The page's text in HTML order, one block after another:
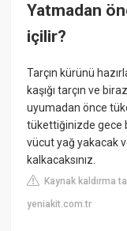
Yatmadan
içilir?
Tarçın kürünü
kaşığı tarçın ve
uyumadan önce
tükettiğinizde gece
vücut yağ yakacak
kalkacaksınız.
Kaynak kaldırma
yeniakit.com.tr